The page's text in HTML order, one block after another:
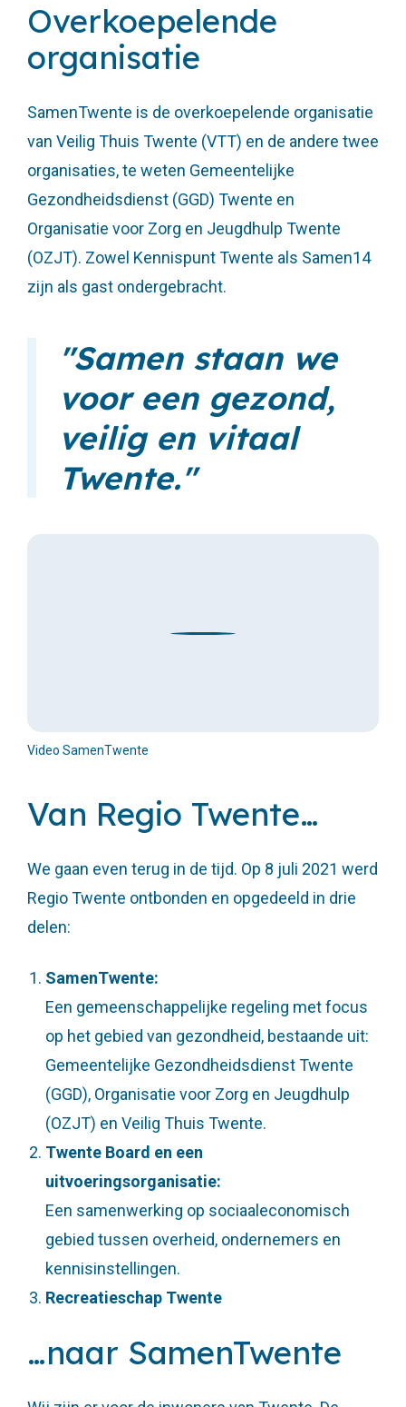
Overkoepelende
organisatie
SamenTwente is de overkoepelende organisatie
van Veilig Thuis Twente (VTT) en de andere twee
organisaties, te weten Gemeentelijke
Gezondheidsdienst (GGD) Twente en
Organisatie voor Zorg en Jeugdhulp Twente
(OZJT). Zowel Kennispunt Twente als Samen14
zijn als gast ondergebracht.
Samen staan we
voor een gezond,
veilig en vitaal
Twente.
Video SamenTwente
Van Regio Twente…
We gaan even terug in de tijd. Op 8 juli 2021 werd
Regio Twente ontbonden en opgedeeld in drie
delen:
SamenTwente:
Een gemeenschappelijke regeling met focus
op het gebied van gezondheid, bestaande uit:
Gemeentelijke Gezondheidsdienst Twente
(GGD), Organisatie voor Zorg en Jeugdhulp
(OZJT) en Veilig Thuis Twente.
Twente Board en een
uitvoeringsorganisatie:
Een samenwerking op sociaaleconomisch
gebied tussen overheid, ondernemers en
kennisinstellingen.
Recreatieschap Twente
…naar SamenTwente